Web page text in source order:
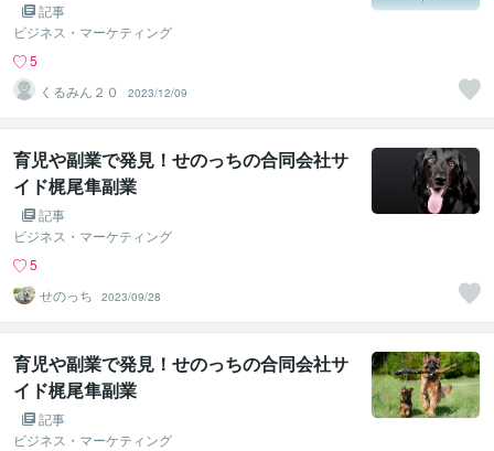
記事
ビジネス・マーケティング
5
くるみん２０
2023/12/09
育児や副業で発見！せのっちの合同会社サ
イド梶尾隼副業
記事
ビジネス・マーケティング
5
せのっち
2023/09/28
育児や副業で発見！せのっちの合同会社サ
イド梶尾隼副業
記事
ビジネス・マーケティング